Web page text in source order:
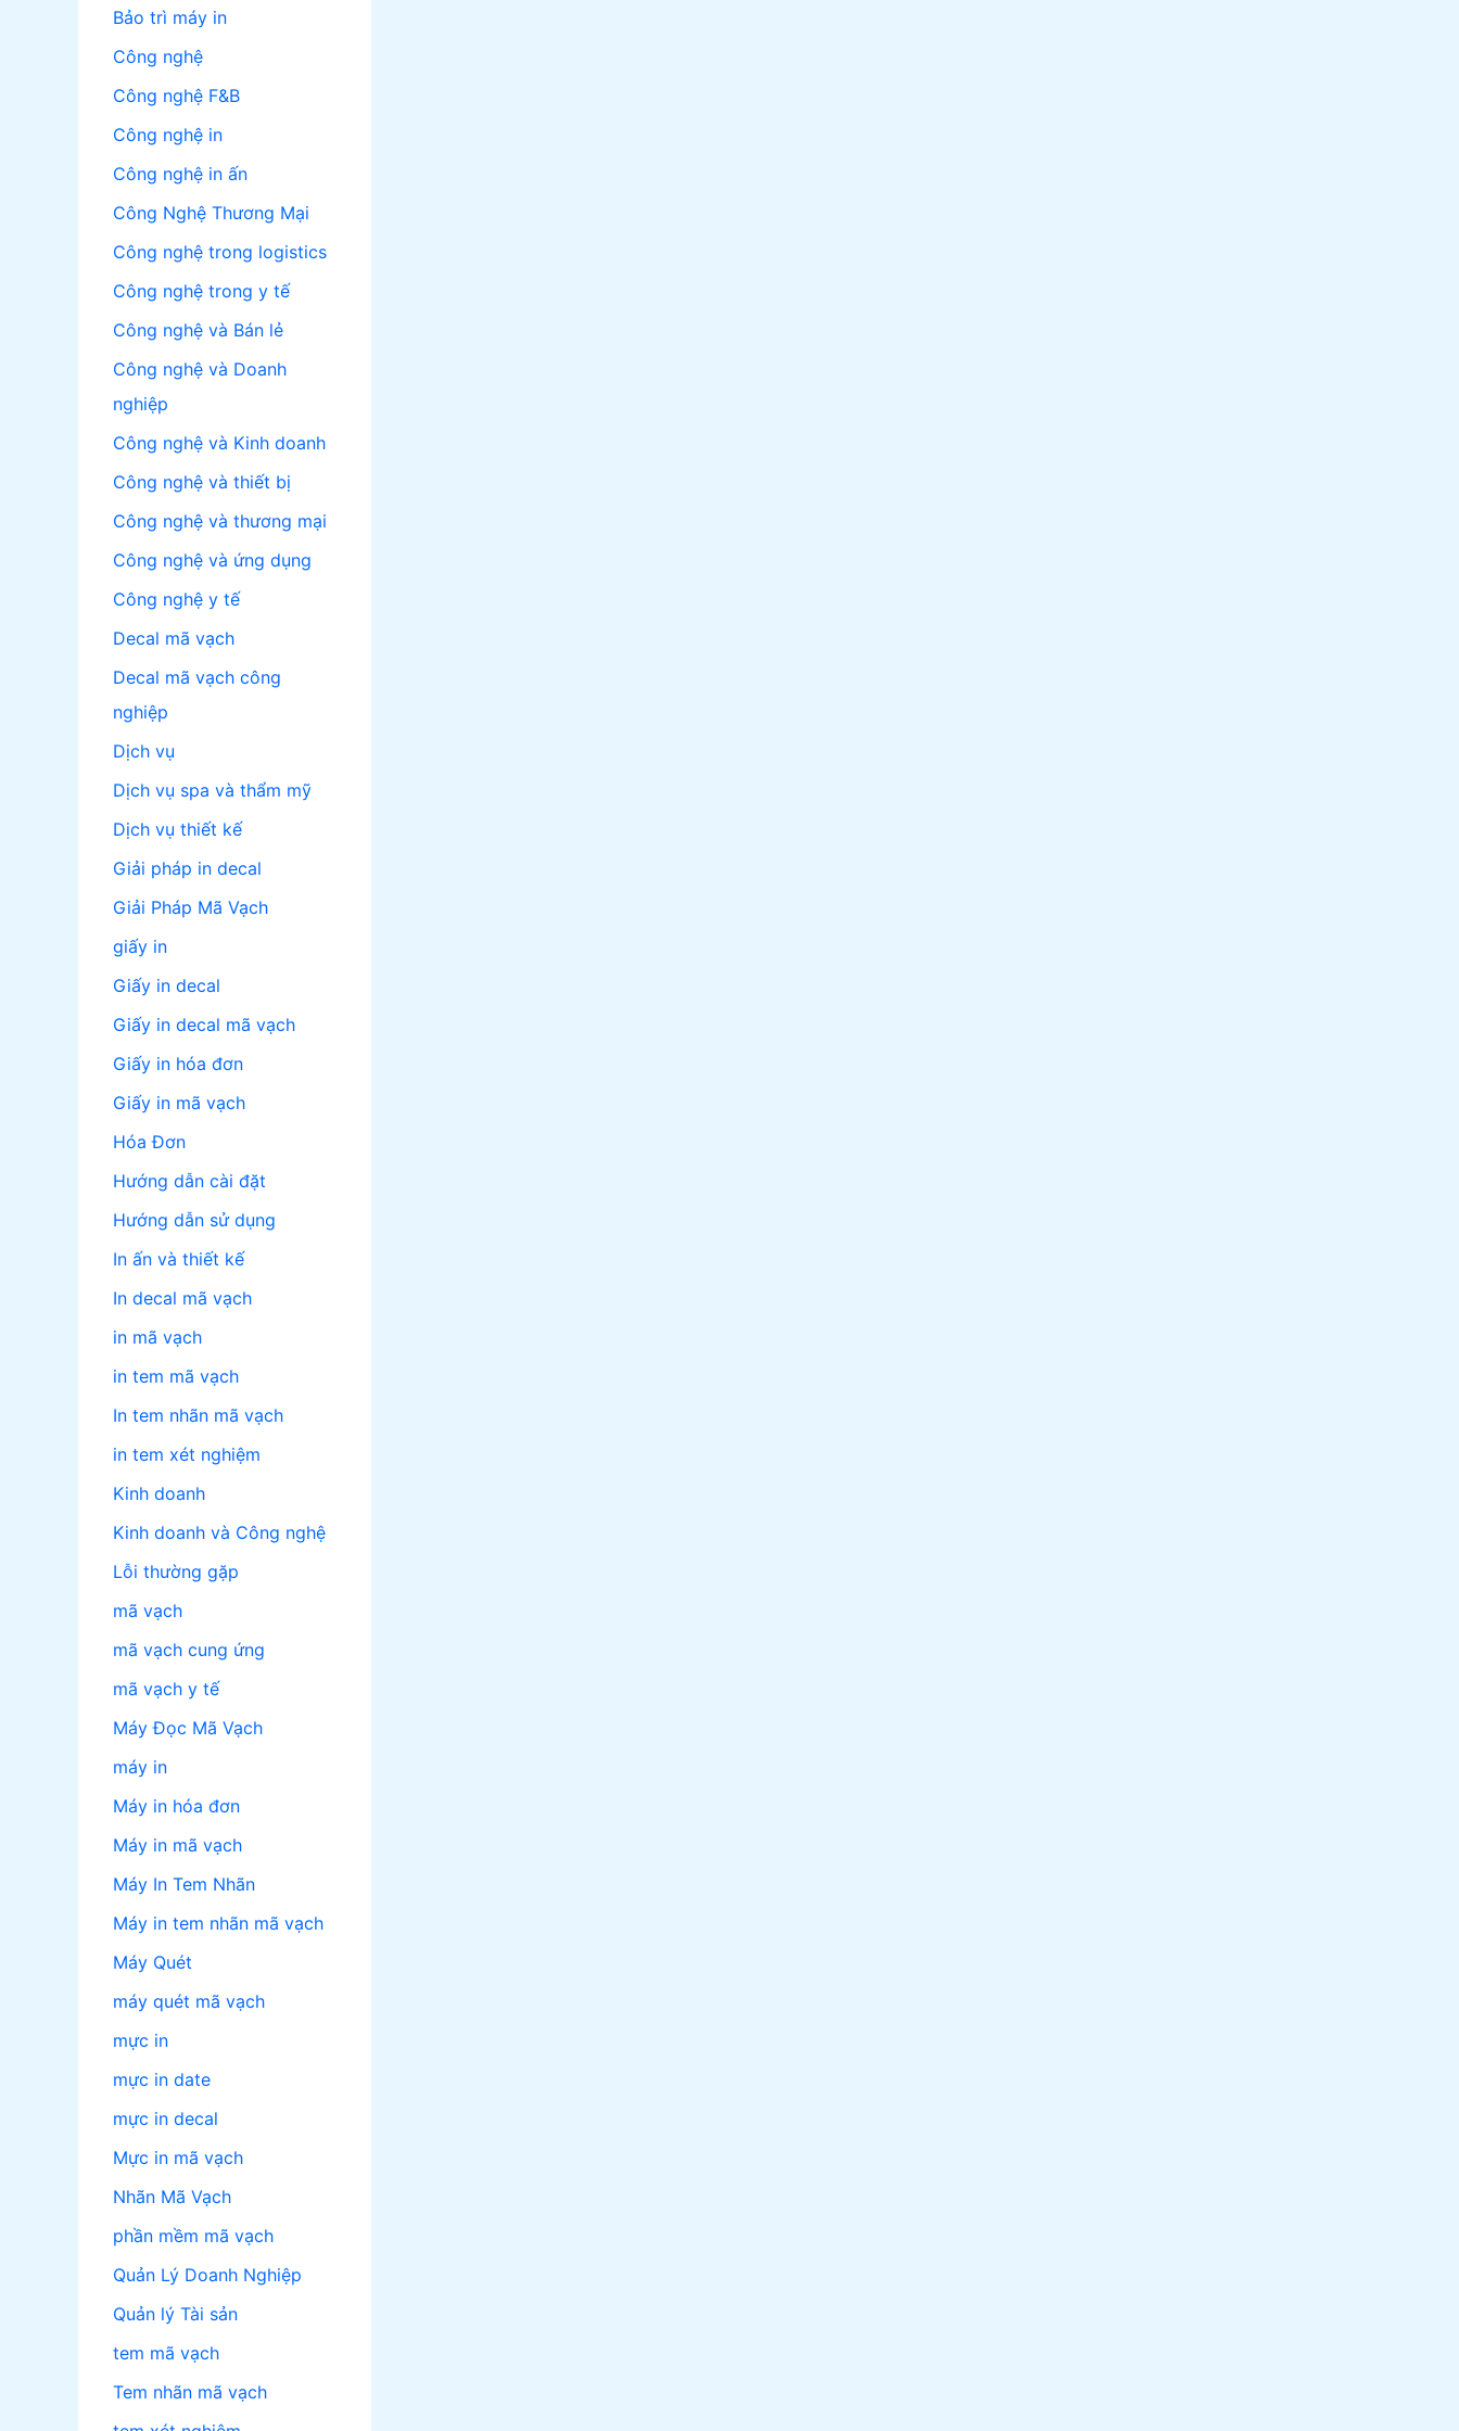
Bảo trì máy in
Công nghệ
Công nghệ F&B
Công nghệ in
Công nghệ in ấn
Công Nghệ Thương Mại
Công nghệ trong logistics
Công nghệ trong y tế
Công nghệ và Bán lẻ
Công nghệ và Doanh
nghiệp
Công nghệ và Kinh doanh
Công nghệ và thiết bị
Công nghệ và thương mại
Công nghệ và ứng dụng
Công nghệ y tế
Decal mã vạch
Decal mã vạch công
nghiệp
Dịch vụ
Dịch vụ spa và thẩm mỹ
Dịch vụ thiết kế
Giải pháp in decal
Giải Pháp Mã Vạch
giấy in
Giấy in decal
Giấy in decal mã vạch
Giấy in hóa đơn
Giấy in mã vạch
Hóa Đơn
Hướng dẫn cài đặt
Hướng dẫn sử dụng
In ấn và thiết kế
In decal mã vạch
in mã vạch
in tem mã vạch
In tem nhãn mã vạch
in tem xét nghiệm
Kinh doanh
Kinh doanh và Công nghệ
Lỗi thường gặp
mã vạch
mã vạch cung ứng
mã vạch y tế
Máy Đọc Mã Vạch
máy in
Máy in hóa đơn
Máy in mã vạch
Máy In Tem Nhãn
Máy in tem nhãn mã vạch
Máy Quét
máy quét mã vạch
mực in
mực in date
mực in decal
Mực in mã vạch
Nhãn Mã Vạch
phần mềm mã vạch
Quản Lý Doanh Nghiệp
Quản lý Tài sản
tem mã vạch
Tem nhãn mã vạch